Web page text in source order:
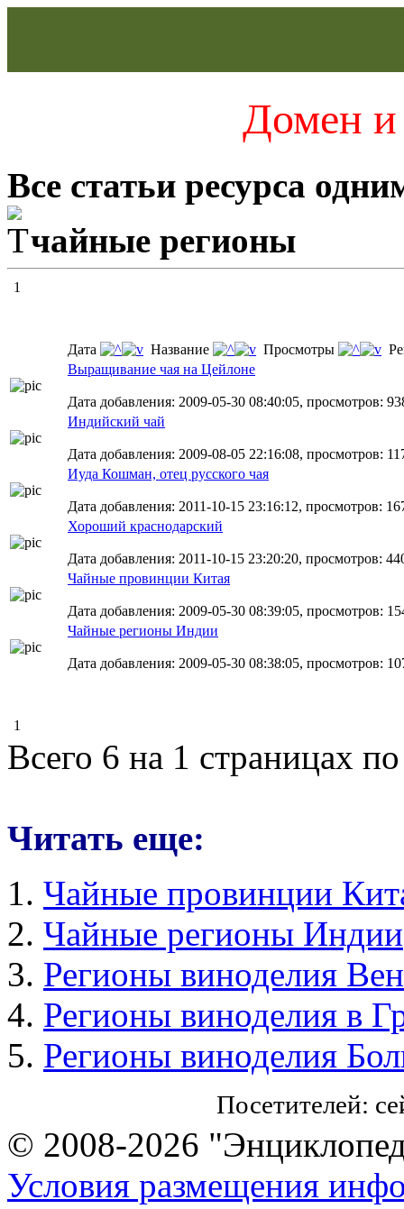
Домен и
Все статьи ресурса
чайные регионы
1
Дата Название Просмотры
Выращивание чая на Цейлоне
Дата добавления: 2009-05-30 08:40:05, просмотров:
Индийский чай
Дата добавления: 2009-08-05 22:16:08, просмотров:
Иуда Кошман, отец русского чая
Дата добавления: 2011-10-15 23:16:12, просмотров:
Хороший краснодарский
Дата добавления: 2011-10-15 23:20:20, просмотров:
Чайные провинции Китая
Дата добавления: 2009-05-30 08:39:05, просмотров:
Чайные регионы Индии
Дата добавления: 2009-05-30 08:38:05, просмотров:
1
Всего 6 на 1 страницах
Читать еще:
Чайные провинции
Чайные регионы Индии
Регионы виноделия
Регионы виноделия в
Регионы виноделия
Посетителей:
© 2008-2026
Условия размещения